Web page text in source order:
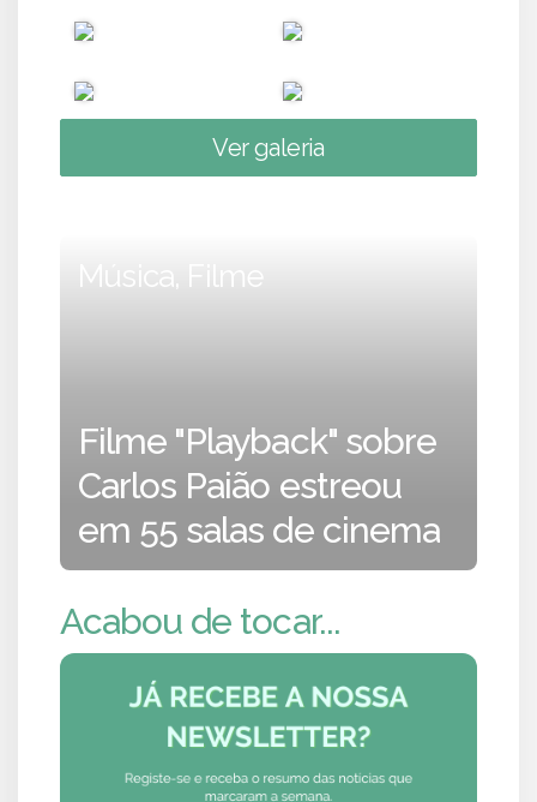
Ver galeria
Música, Filme
Filme "Playback" sobre
Carlos Paião estreou
em 55 salas de cinema
Acabou de tocar...